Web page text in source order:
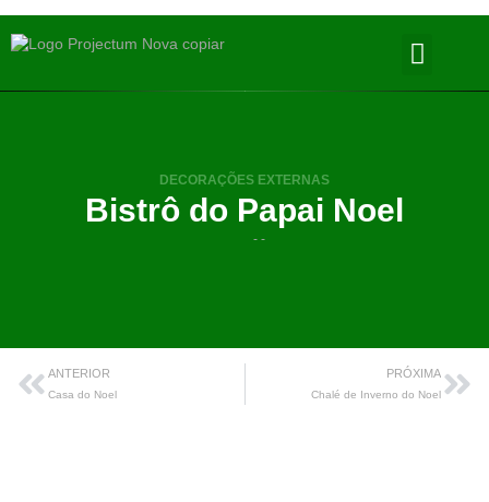
DECORAÇÕES EXTERNAS
Bistrô do Papai Noel
- -
ANTERIOR
Casa do Noel
PRÓXIMA
Chalé de Inverno do Noel